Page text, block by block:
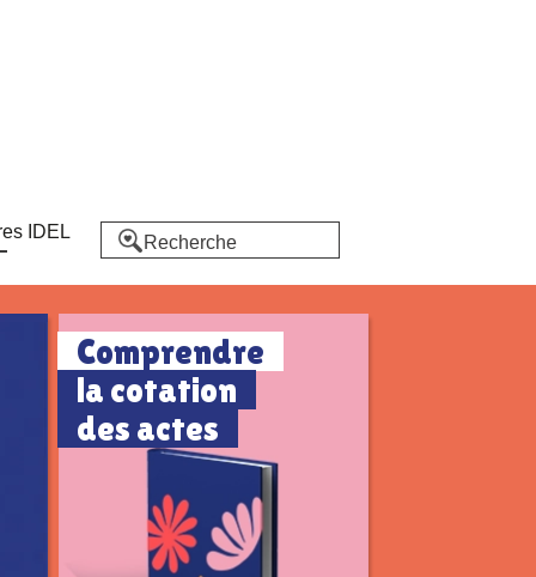
IDEL
Comprendre
la cotation
des actes
Codification des actes,
règles de cumul, actes
hors nomenclature...
Comprendre la
cotation des actes